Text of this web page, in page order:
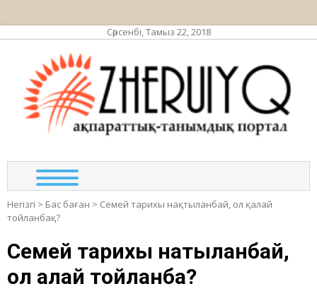
Сәрсенбі, Тамыз 22, 2018
Негізгі > Бас баған > Семей тарихы нақтыланбай, ол қалай
тойланбақ?
Семей тарихы нақтыланбай,
ол қалай тойланбақ?